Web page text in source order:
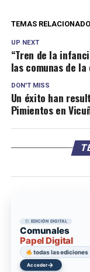
TEMAS
UP NEXT
“Tren de la
las comunas de
DON'T MISS
Un éxito han
Pimientos en
EDICIÓN DIGITAL
Comunales
Papel Digital
todas las ediciones
Acceder→